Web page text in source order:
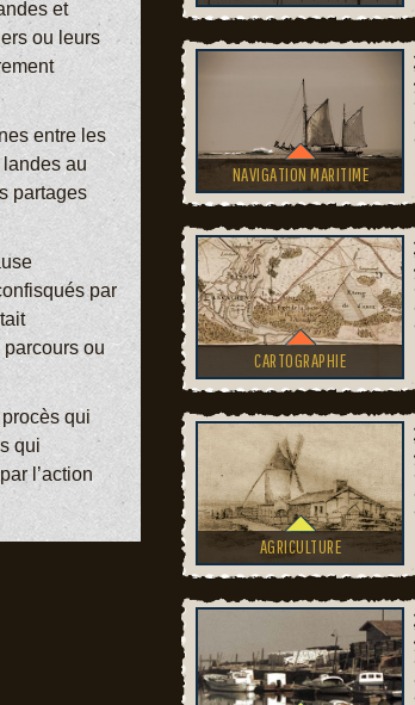
et
ou leurs
entre les
au
partages
par
ou
qui
qui
l’action
NAVIGATION MARITIME
CARTOGRAPHIE
AGRICULTURE